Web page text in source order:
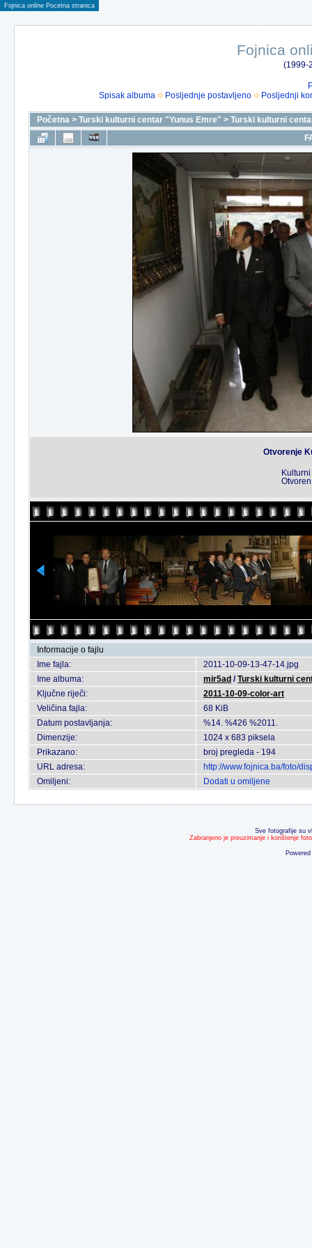
Fojnica online Pocetna stranica
Fojnica
(1999-
Spisak albuma
Posljednje postavljeno Posljednji
Početna > Turski kulturni centar "Yunus Emre" > Turski kulturni
Otvorenje
Informacije o fajlu
Ime fajla:
2011-10-09-13-47-14.jpg
Ime albuma:
mir5ad /Turski kulturni
Ključne riječi:
2011-10-09-color-art
Veličina fajla:
68 KiB
Datum postavljanja:
%14. %426 %2011.
Dimenzije:
1024 x 683 piksela
Prikazano:
broj pregleda - 194
URL adresa:
http://www.fojnica.ba/foto/
Omiljeni:
Dodati u omiljene
Sve fotografije su
Zabranjeno je preuzimanje i korištenje